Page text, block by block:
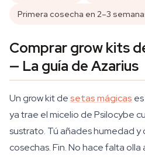
Primera cosecha en 2–3
Comprar grow kits
— La guía de Azarius
Un grow kit desetas mágicas
ya trae el micelio de Psilocybe
sustrato. Tú añades humedad y
cosechas. Fin. No hace falta